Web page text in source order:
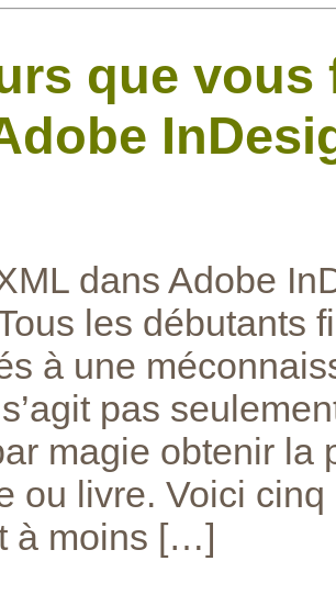
que vous
dans Adobe
les débutants
à une
pas
magie obtenir la
ou livre. Voici
à moins […]